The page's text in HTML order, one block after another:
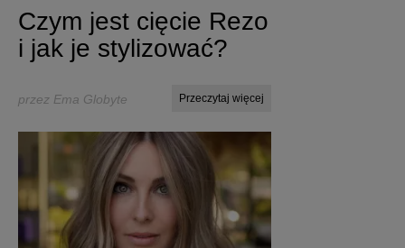
Czym jest cięcie Rezo
i jak je stylizować?
przez Ema Globyte Przeczytaj więcej